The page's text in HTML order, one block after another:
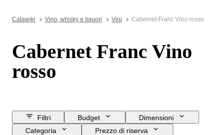
Catawiki Vino, whisky e liquori Vini Cabernet Franc Vino rosso
Cabernet Franc Vino
rosso
Filtri Budget
Dimensioni
Categoria
Prezzo di riserva